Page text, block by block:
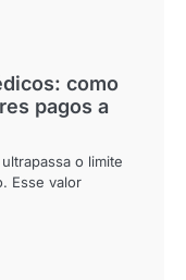
como
pagos a
o limite
Esse valor